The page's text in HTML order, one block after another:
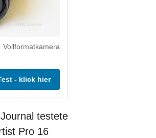
- klick hier
testete
Pro 16